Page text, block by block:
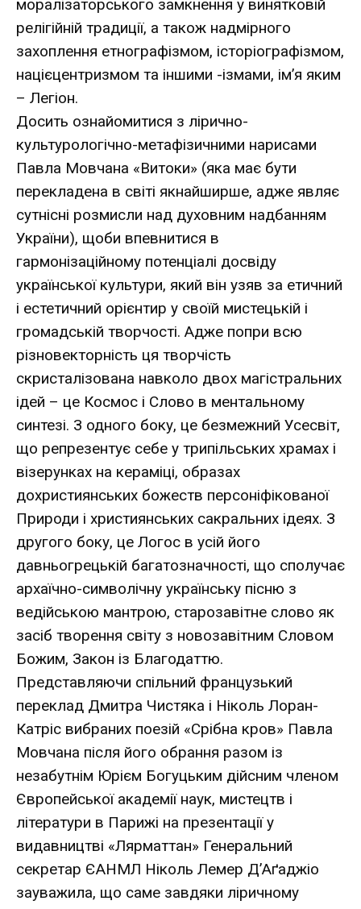
моралізаторського замкнення у винятковій
релігійній традиції, а також надмірного
захоплення етнографізмом, історіографізмом,
націєцентризмом та іншими -ізмами, ім’я яким
– Легіон.
Досить ознайомитися з лірично-
культурологічно-метафізичними нарисами
Павла Мовчана «Витоки» (яка має бути
перекладена в світі якнайширше, адже являє
сутнісні розмисли над духовним надбанням
України), щоби впевнитися в
гармонізаційному потенціалі досвіду
української культури, який він узяв за етичний
і естетичний орієнтир у своїй мистецькій і
громадській творчості. Адже попри всю
різновекторність ця творчість
скристалізована навколо двох магістральних
ідей – це Космос і Слово в ментальному
синтезі. З одного боку, це безмежний Усесвіт,
що репрезентує себе у трипільських храмах і
візерунках на кераміці, образах
дохристиянських божеств персоніфікованої
Природи і християнських сакральних ідеях. З
другого боку, це Логос в усій його
давньогрецькій багатозначності, що сполучає
архаїчно-символічну українську пісню з
ведійською мантрою, старозавітне слово як
засіб творення світу з новозавітним Словом
Божим, Закон із Благодаттю.
Представляючи спільний французький
переклад Дмитра Чистяка і Ніколь Лоран-
Катріс вибраних поезій «Срібна кров» Павла
Мовчана після його обрання разом із
незабутнім Юрієм Богуцьким дійсним членом
Європейської академії наук, мистецтв і
літератури в Парижі на презентації у
видавництві «Лярматтан» Генеральний
секретар ЄАНМЛ Ніколь Лемер Д’Аґаджіо
зауважила, що саме завдяки ліричному